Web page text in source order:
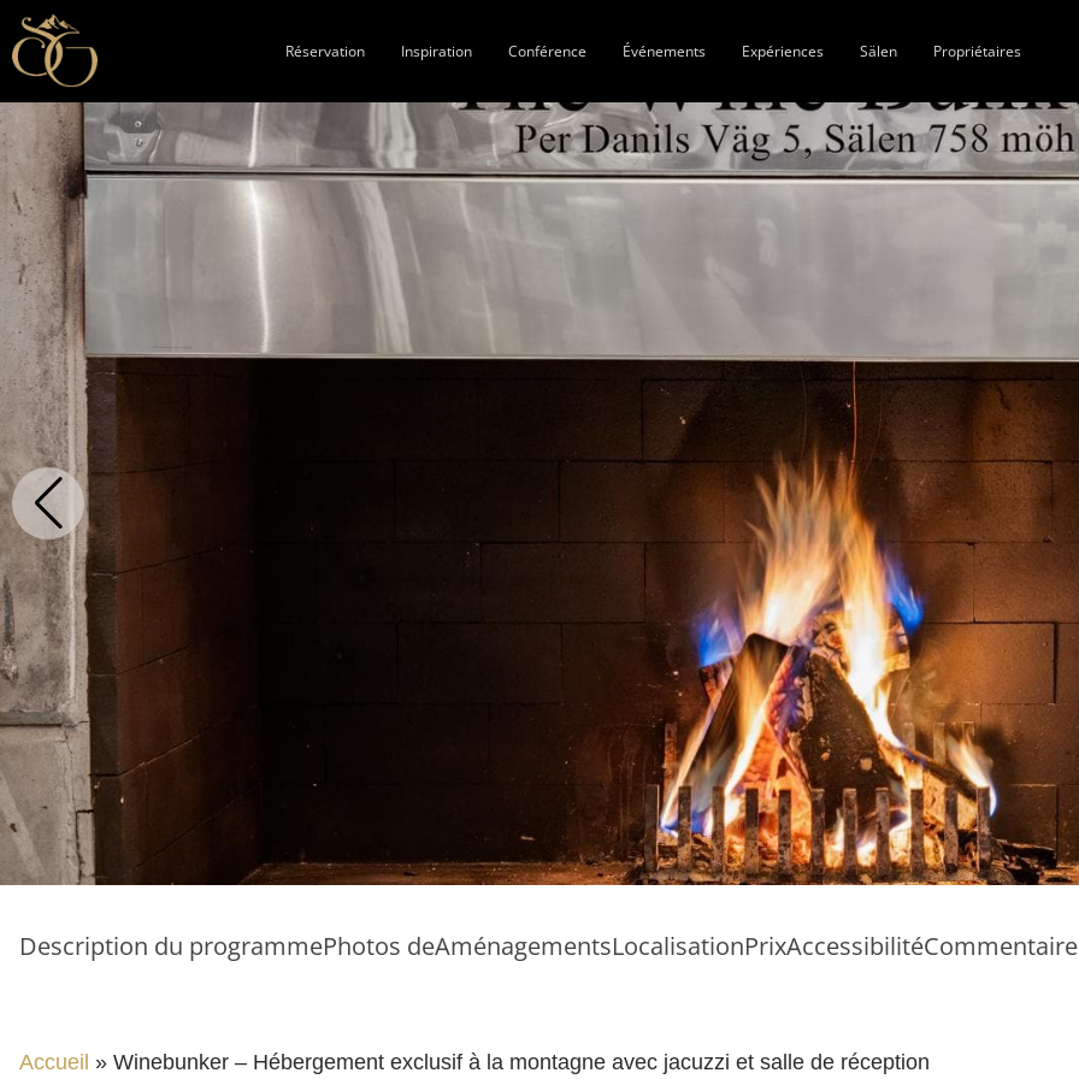
Réservation Inspiration Conférence Événements Expériences Sälen Propriétaires
Description du programmePhotos deAménagementsLocalisationPrixAccessibilité
Accueil » Winebunker – Hébergement exclusif à la montagne avec jacuzzi et salle de réception